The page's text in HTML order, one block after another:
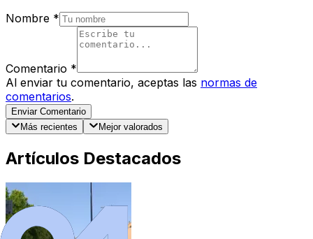
Nombre *
Comentario *
Al enviar tu comentario, aceptas las normas de
comentarios.
Enviar Comentario
Más recientes
Mejor valorados
Artículos Destacados